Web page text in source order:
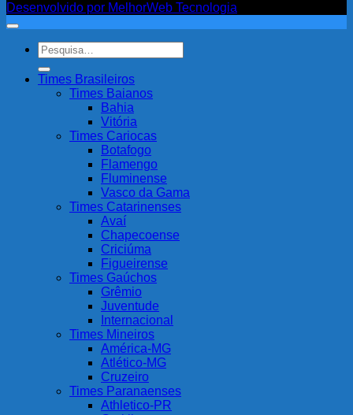
Desenvolvido por MelhorWeb Tecnologia
Pesquisar
por:
Times Brasileiros
Times Baianos
Bahia
Vitória
Times Cariocas
Botafogo
Flamengo
Fluminense
Vasco da Gama
Times Catarinenses
Avaí
Chapecoense
Criciúma
Figueirense
Times Gaúchos
Grêmio
Juventude
Internacional
Times Mineiros
América-MG
Atlético-MG
Cruzeiro
Times Paranaenses
Athletico-PR